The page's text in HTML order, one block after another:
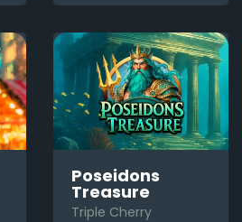
Poseidons
Treasure
Triple Cherry